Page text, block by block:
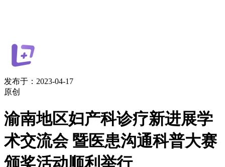
发布于：2023-04-17
原创
渝南地区妇产科诊疗新进展学
术交流会 暨医患沟通科普大赛
颁奖活动顺利举行